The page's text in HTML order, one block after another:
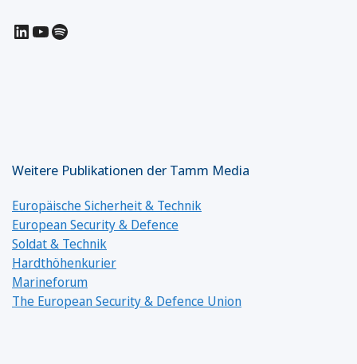
LinkedIn
YouTube
Spotify
Weitere Publikationen der Tamm Media
Europäische Sicherheit & Technik
European Security & Defence
Soldat & Technik
Hardthöhenkurier
Marineforum
The European Security & Defence Union